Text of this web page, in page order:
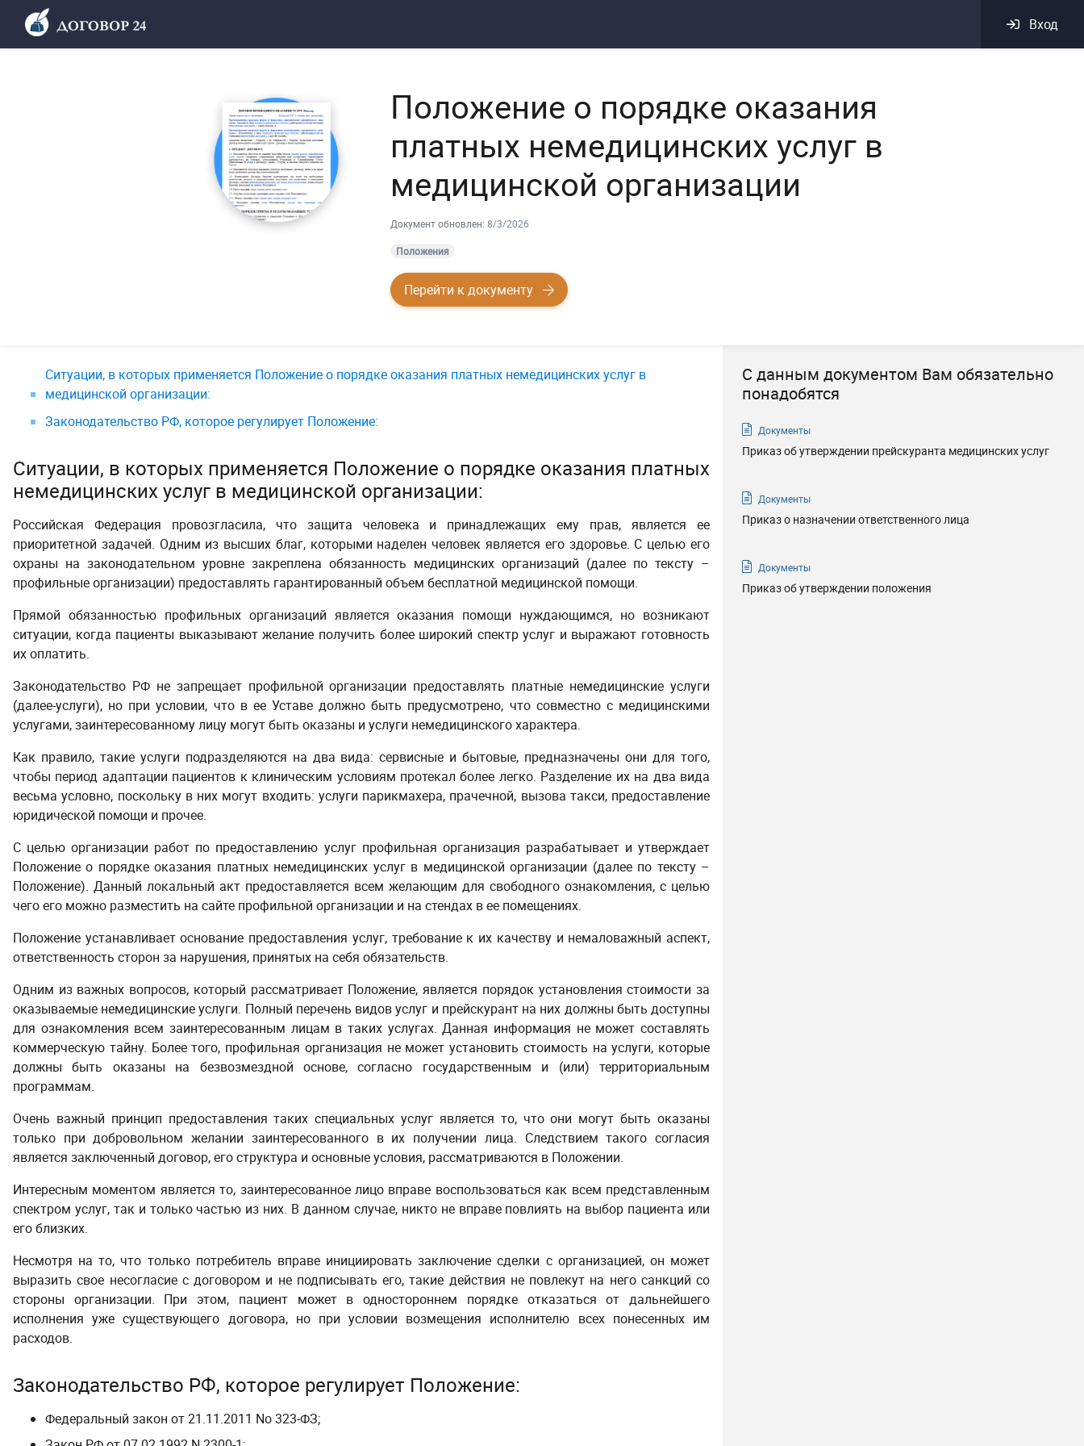
Вход
Положение о порядке оказания
платных немедицинских услуг в
медицинской организации
Документ обновлен: 8/3/2026
Положения
Перейти к документу
Ситуации, в которых применяется Положение о порядке оказания платных немедицинских услуг в
медицинской организации:
Законодательство РФ, которое регулирует Положение:
Ситуации, в которых применяется Положение о порядке оказания платных
немедицинских услуг в медицинской организации:
Российская Федерация провозгласила, что защита человека и принадлежащих ему прав, является ее
приоритетной задачей. Одним из высших благ, которыми наделен человек является его здоровье. С целью его
охраны на законодательном уровне закреплена обязанность медицинских организаций (далее по тексту –
профильные организации) предоставлять гарантированный объем бесплатной медицинской помощи.
Прямой обязанностью профильных организаций является оказания помощи нуждающимся, но возникают
ситуации, когда пациенты выказывают желание получить более широкий спектр услуг и выражают готовность
их оплатить.
Законодательство РФ не запрещает профильной организации предоставлять платные немедицинские услуги
(далее-услуги), но при условии, что в ее Уставе должно быть предусмотрено, что совместно с медицинскими
услугами, заинтересованному лицу могут быть оказаны и услуги немедицинского характера.
Как правило, такие услуги подразделяются на два вида: сервисные и бытовые, предназначены они для того,
чтобы период адаптации пациентов к клиническим условиям протекал более легко. Разделение их на два вида
весьма условно, поскольку в них могут входить: услуги парикмахера, прачечной, вызова такси, предоставление
юридической помощи и прочее.
С целью организации работ по предоставлению услуг профильная организация разрабатывает и утверждает
Положение о порядке оказания платных немедицинских услуг в медицинской организации (далее по тексту –
Положение). Данный локальный акт предоставляется всем желающим для свободного ознакомления, с целью
чего его можно разместить на сайте профильной организации и на стендах в ее помещениях.
Положение устанавливает основание предоставления услуг, требование к их качеству и немаловажный аспект,
ответственность сторон за нарушения, принятых на себя обязательств.
Одним из важных вопросов, который рассматривает Положение, является порядок установления стоимости за
оказываемые немедицинские услуги. Полный перечень видов услуг и прейскурант на них должны быть доступны
для ознакомления всем заинтересованным лицам в таких услугах. Данная информация не может составлять
коммерческую тайну. Более того, профильная организация не может установить стоимость на услуги, которые
должны быть оказаны на безвозмездной основе, согласно государственным и (или) территориальным
программам.
Очень важный принцип предоставления таких специальных услуг является то, что они могут быть оказаны
только при добровольном желании заинтересованного в их получении лица. Следствием такого согласия
является заключенный договор, его структура и основные условия, рассматриваются в Положении.
Интересным моментом является то, заинтересованное лицо вправе воспользоваться как всем представленным
спектром услуг, так и только частью из них. В данном случае, никто не вправе повлиять на выбор пациента или
его близких.
Несмотря на то, что только потребитель вправе инициировать заключение сделки с организацией, он может
выразить свое несогласие с договором и не подписывать его, такие действия не повлекут на него санкций со
стороны организации. При этом, пациент может в одностороннем порядке отказаться от дальнейшего
исполнения уже существующего договора, но при условии возмещения исполнителю всех понесенных им
расходов.
Законодательство РФ, которое регулирует Положение:
Федеральный закон от 21.11.2011 No 323-ФЗ;
С данным документом Вам обязательно
понадобятся
Документы
Приказ об утверждении прейскуранта медицинских услуг
Документы
Приказ о назначении ответственного лица
Документы
Приказ об утверждении положения